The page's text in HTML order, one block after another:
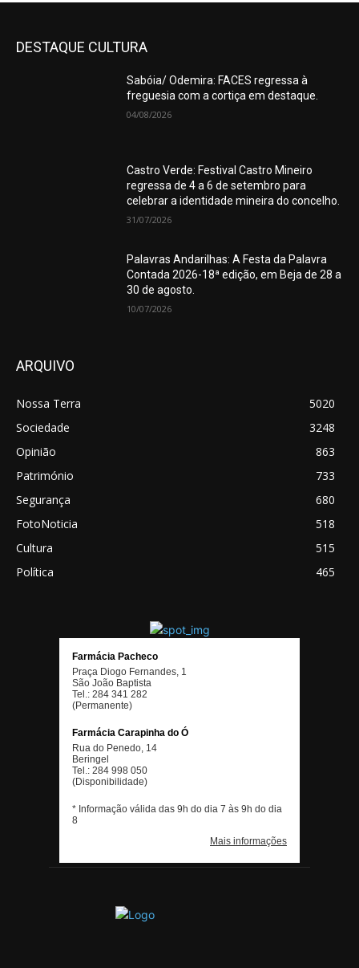
DESTAQUE CULTURA
Sabóia/ Odemira: FACES regressa à
freguesia com a cortiça em destaque.
04/08/2026
Castro Verde: Festival Castro Mineiro
regressa de 4 a 6 de setembro para
celebrar a identidade mineira do concelho.
31/07/2026
Palavras Andarilhas: A Festa da Palavra
Contada 2026-18ª edição, em Beja de 28 a
30 de agosto.
10/07/2026
ARQUIVO
Nossa Terra
5020
Sociedade
3248
Opinião
863
Património
733
Segurança
680
FotoNoticia
518
Cultura
515
Política
465